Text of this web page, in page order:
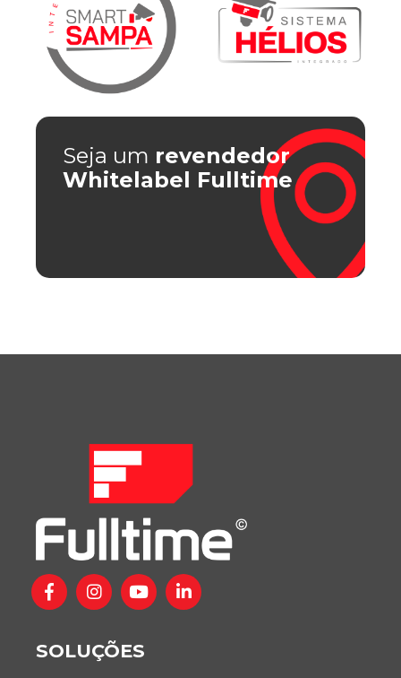
Seja um revendedor
Whitelabel Fulltime
SOLUÇÕES